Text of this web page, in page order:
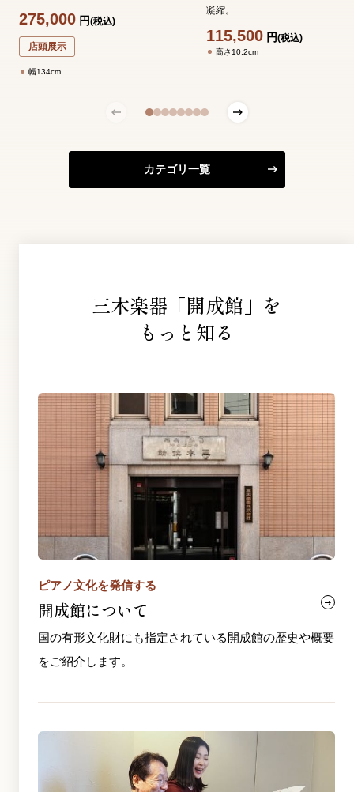
275,000円(税込)
店頭展示
幅134cm
凝縮。
115,500円(税込)
高さ10.2cm
カテゴリ一覧
三木楽器「開成館」を
もっと知る
ピアノ文化を発信する
開成館について
国の有形文化財にも指定されている開成館の歴史や概要
をご紹介します。